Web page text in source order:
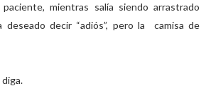
mientras salía siendo arrastrado
deseado decir “adiós”, pero la camisa de